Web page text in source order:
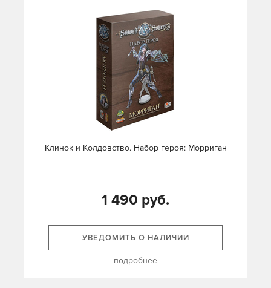
Клинок и Колдовство. Набор героя: Морриган
1 490 руб.
УВЕДОМИТЬ О НАЛИЧИИ
подробнее